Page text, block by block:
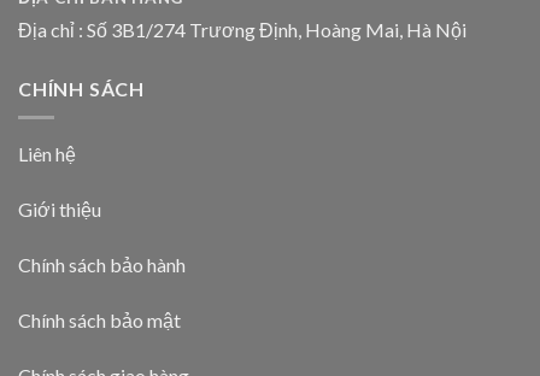
Địa chỉ : Số 3B1/274 Trương Định, Hoàng Mai, Hà Nội
CHÍNH SÁCH
Liên hệ
Giới thiệu
Chính sách bảo hành
Chính sách bảo mật